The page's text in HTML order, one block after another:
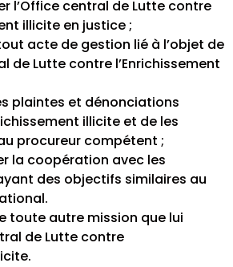
l’Office central de Lutte contre
illicite en justice ;
acte de gestion lié à l’objet de
de Lutte contre l’Enrichissement
plaintes et dénonciations
illicite et de les
procureur compétent ;
la coopération avec les
des objectifs similaires au
toute autre mission que lui
de Lutte contre